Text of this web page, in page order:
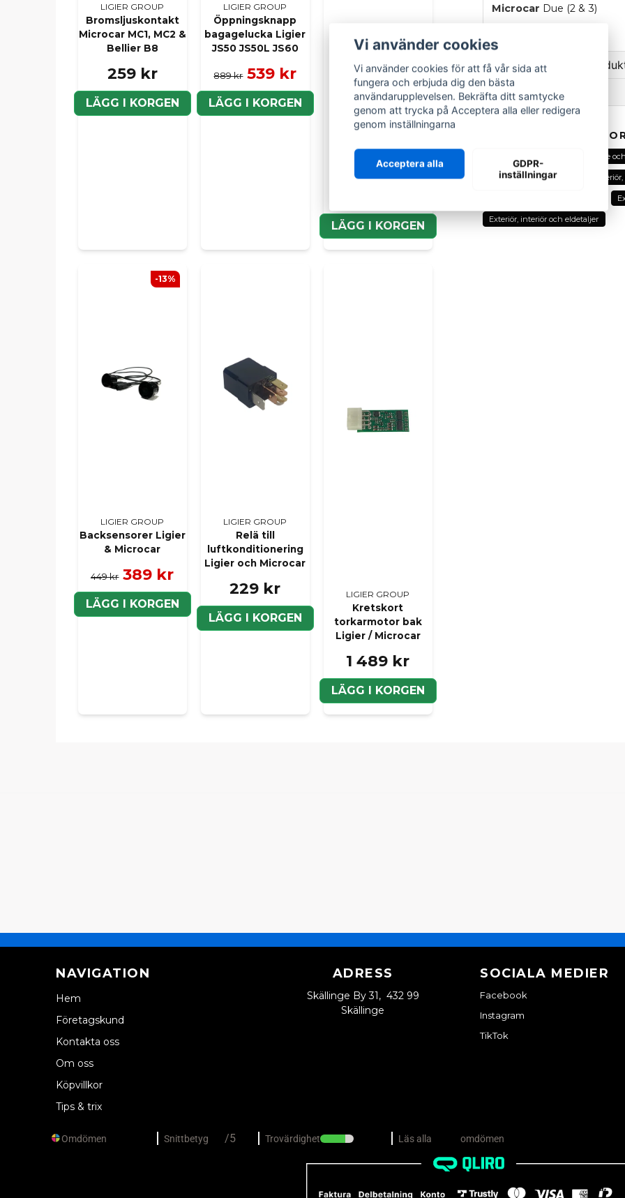
LIGIER GROUP
Bromsljuskontakt
Microcar MC1, MC2 &
Bellier B8
259 kr
LÄGG I KORGEN
LIGIER GROUP
Öppningsknapp
bagagelucka Ligier
JS50 JS50L JS60
889 kr 539 kr
LÄGG I KORGEN
LIGIER GROUP
Potentiometer
Chatenet &
Microcar
LÄGG I KORGEN
LIGIER GROUP
Backsensorer Ligier
& Microcar
449 kr 389 kr
LÄGG I KORGEN
-13%
LIGIER GROUP
Relä till
luftkonditionering
Ligier och Microcar
229 kr
LÄGG I KORGEN
LIGIER GROUP
Kretskort
torkarmotor bak
Ligier / Microcar
1 489 kr
LÄGG I KORGEN
Microcar Due (2 & 3)
Ställ en fråga om
question
Fråga oss om denna
name
Namn
Recensioner (1)
Fungerar kanon!
RELATERADE
Reglage
Reglage och elektronik
Exteriör, interiör och eldetaljer
NAVIGATION
Hem
Företagskund
Kontakta oss
Om oss
Köpvillkor
Tips & trix
ADRESS
Skällinge By 31, 432 99
Skällinge
SOCIALA MEDIER
Facebook
Instagram
TikTok
Vi använder cookies
Vi använder cookies för att få vår sida att
fungera och erbjuda dig den bästa
användarupplevelsen. Bekräfta ditt samtycke
genom att trycka på Acceptera alla eller redigera
genom inställningarna
Acceptera alla
GDPR-
inställningar